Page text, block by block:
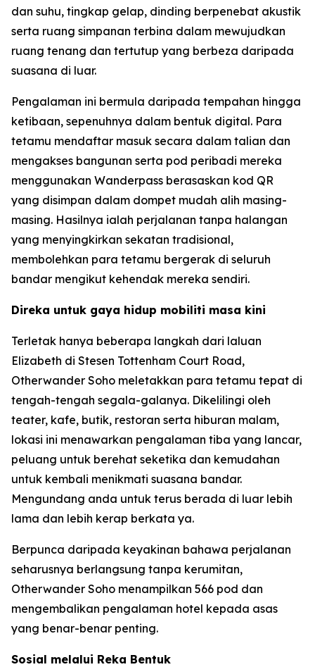
dan suhu, tingkap gelap, dinding berpenebat akustik
serta ruang simpanan terbina dalam mewujudkan
ruang tenang dan tertutup yang berbeza daripada
suasana di luar.
Pengalaman ini bermula daripada tempahan hingga
ketibaan, sepenuhnya dalam bentuk digital. Para
tetamu mendaftar masuk secara dalam talian dan
mengakses bangunan serta pod peribadi mereka
menggunakan Wanderpass berasaskan kod QR
yang disimpan dalam dompet mudah alih masing-
masing. Hasilnya ialah perjalanan tanpa halangan
yang menyingkirkan sekatan tradisional,
membolehkan para tetamu bergerak di seluruh
bandar mengikut kehendak mereka sendiri.
Direka untuk gaya hidup mobiliti masa kini
Terletak hanya beberapa langkah dari laluan
Elizabeth di Stesen Tottenham Court Road,
Otherwander Soho meletakkan para tetamu tepat di
tengah-tengah segala-galanya. Dikelilingi oleh
teater, kafe, butik, restoran serta hiburan malam,
lokasi ini menawarkan pengalaman tiba yang lancar,
peluang untuk berehat seketika dan kemudahan
untuk kembali menikmati suasana bandar.
Mengundang anda untuk terus berada di luar lebih
lama dan lebih kerap berkata ya.
Berpunca daripada keyakinan bahawa perjalanan
seharusnya berlangsung tanpa kerumitan,
Otherwander Soho menampilkan 566 pod dan
mengembalikan pengalaman hotel kepada asas
yang benar-benar penting.
Sosial melalui Reka Bentuk